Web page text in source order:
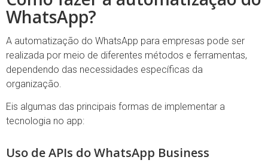
WhatsApp?
A automatização do WhatsApp para empresas pode ser
realizada por meio de diferentes métodos e ferramentas,
dependendo das necessidades específicas da
organização.
Eis algumas das principais formas de implementar a
tecnologia no app:
Uso de APIs do WhatsApp Business